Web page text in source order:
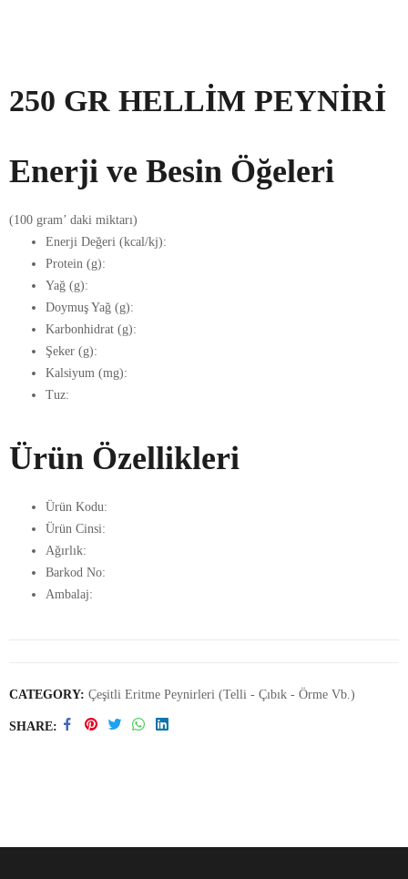
250 GR HELLIM PEYNIRI
Enerji ve Besin Öğeleri
(100 gram’ daki miktarı)
Enerji Değeri (kcal/kj):
Protein (g):
Yağ (g):
Doymuş Yağ (g):
Karbonhidrat (g):
Şeker (g):
Kalsiyum (mg):
Tuz:
Ürün Özellikleri
Ürün Kodu:
Ürün Cinsi:
Ağırlık:
Barkod No:
Ambalaj:
CATEGORY: Çeşitli Eritme Peynirleri (Telli - Çıbık - Örme Vb.)
SHARE